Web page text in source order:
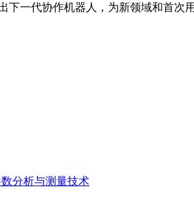
一代协作机器人，为新领域和首次
数分析与测量技术